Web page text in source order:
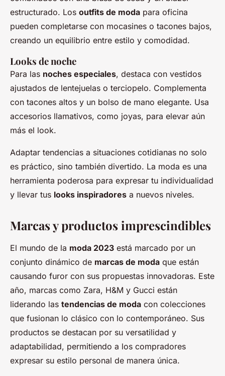
estructurado. Los outfits de moda para oficina
pueden completarse con mocasines o tacones bajos,
creando un equilibrio entre estilo y comodidad.
Looks de noche
Para las noches especiales, destaca con vestidos
ajustados de lentejuelas o terciopelo. Complementa
con tacones altos y un bolso de mano elegante. Usa
accesorios llamativos, como joyas, para elevar aún
más el look.
Adaptar tendencias a situaciones cotidianas no solo
es práctico, sino también divertido. La moda es una
herramienta poderosa para expresar tu individualidad
y llevar tus looks inspiradores a nuevos niveles.
Marcas y productos imprescindibles
El mundo de la moda 2023 está marcado por un
conjunto dinámico de marcas de moda que están
causando furor con sus propuestas innovadoras. Este
año, marcas como Zara, H&M y Gucci están
liderando las tendencias de moda con colecciones
que fusionan lo clásico con lo contemporáneo. Sus
productos se destacan por su versatilidad y
adaptabilidad, permitiendo a los compradores
expresar su estilo personal de manera única.